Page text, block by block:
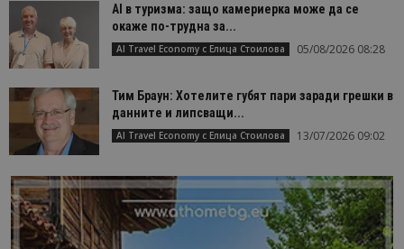
AI в туризма: защо камериерка може да се
окаже по-трудна за...
AI Travel Economy с Елица Стоилова 05/08/2026 08:28
Тим Браун: Хотелите губят пари заради грешки в
данните и липсващи...
AI Travel Economy с Елица Стоилова 13/07/2026 09:02